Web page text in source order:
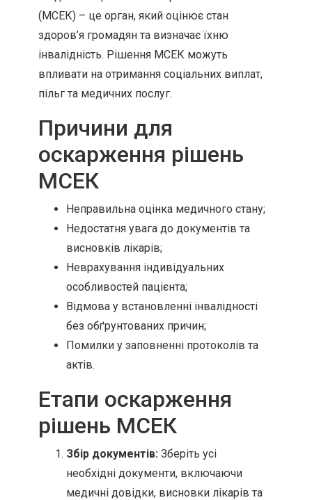
(МСЕК) – це орган, який оцінює стан
здоров’я громадян та визначає їхню
інвалідність. Рішення МСЕК можуть
впливати на отримання соціальних виплат,
пільг та медичних послуг.
Причини для
оскарження рішень
МСЕК
Неправильна оцінка медичного стану;
Недостатня увага до документів та
висновків лікарів;
Неврахування індивідуальних
особливостей пацієнта;
Відмова у встановленні інвалідності
без обґрунтованих причин;
Помилки у заповненні протоколів та
актів.
Етапи оскарження
рішень МСЕК
Збір документів: Зберіть усі
необхідні документи, включаючи
медичні довідки, висновки лікарів та